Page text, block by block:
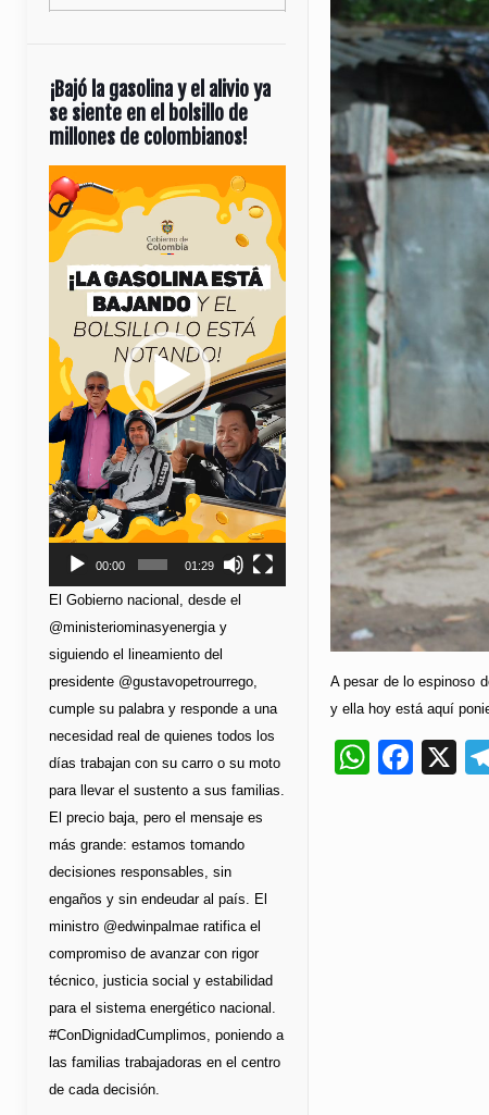
A pesar de lo espinoso
y ella hoy está aquí
X
¡Bajó la gasolina y el alivio ya
se siente en el bolsillo de
millones de colombianos!
Reproductor
de
vídeo
00:00 01:29
El Gobierno nacional, desde el
@ministeriominasyenergia y
siguiendo el lineamiento del
presidente @gustavopetrourrego,
cumple su palabra y responde a una
necesidad real de quienes todos los
días trabajan con su carro o su moto
para llevar el sustento a sus familias.
El precio baja, pero el mensaje es
más grande: estamos tomando
decisiones responsables, sin
engaños y sin endeudar al país. El
ministro @edwinpalmae ratifica el
compromiso de avanzar con rigor
técnico, justicia social y estabilidad
para el sistema energético nacional.
#ConDignidadCumplimos, poniendo a
las familias trabajadoras en el centro
de cada decisión.